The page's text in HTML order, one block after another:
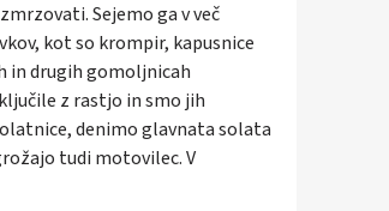
Sejemo ga v več
kot so krompir, kapusnice
in drugih gomoljnicah
z rastjo in smo jih
denimo glavnata solata
tudi motovilec. V